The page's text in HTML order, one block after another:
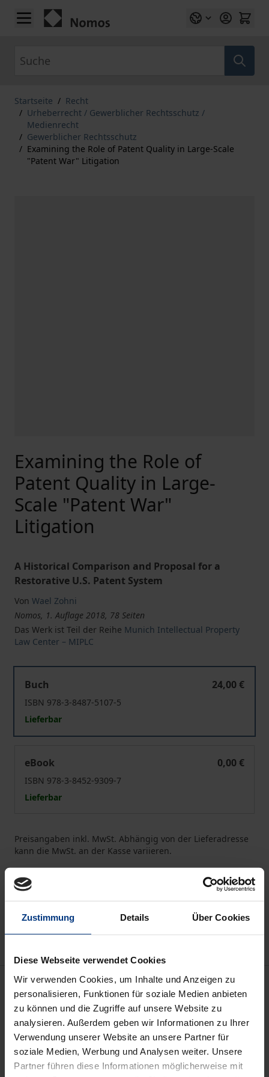
Zustimmung Details Über Cookies
Diese Webseite verwendet Cookies
Wir verwenden Cookies, um Inhalte und Anzeigen zu
personalisieren, Funktionen für soziale Medien anbieten
zu können und die Zugriffe auf unsere Website zu
analysieren. Außerdem geben wir Informationen zu Ihrer
Verwendung unserer Website an unsere Partner für
soziale Medien, Werbung und Analysen weiter. Unsere
Partner führen diese Informationen möglicherweise mit
Zum Inhalt springen
Startseite / Recht
/ Urheberrecht / Gewerblicher Rechtsschutz /
Medienrecht
/ Gewerblicher Rechtsschutz
/ Examining the Role of Patent Quality in Large-Scale
"Patent War" Litigation
Examining the Role of
Patent Quality in Large-
Scale "Patent War"
Litigation
A Historical Comparison and Proposal for a
Restorative U.S. Patent System
Von Wael Zohni
Nomos, 1. Auflage 2018, 78 Seiten
Das Werk ist Teil der Reihe Munich Intellectual Property
Law Center – MIPLC
Buch
24,00 €
ISBN 978-3-8487-5107-5
Lieferbar
eBook
0,00 €
ISBN 978-3-8452-9309-7
Lieferbar
Preisangaben inkl. MwSt. Abhängig von der Lieferadresse
kann die MwSt. an der Kasse variieren.
Zur Wunschliste hinzufügen
Hinweise zu Versandkosten
Beschreibung
Obwohl das US-Patentsystem wesentlich daran
beteiligt war, Innovationen anzukurbeln, haben
seine Effizienz und Effektivität in diesem Bereich
nachgelassen. Diese Forschungsarbeit stellt